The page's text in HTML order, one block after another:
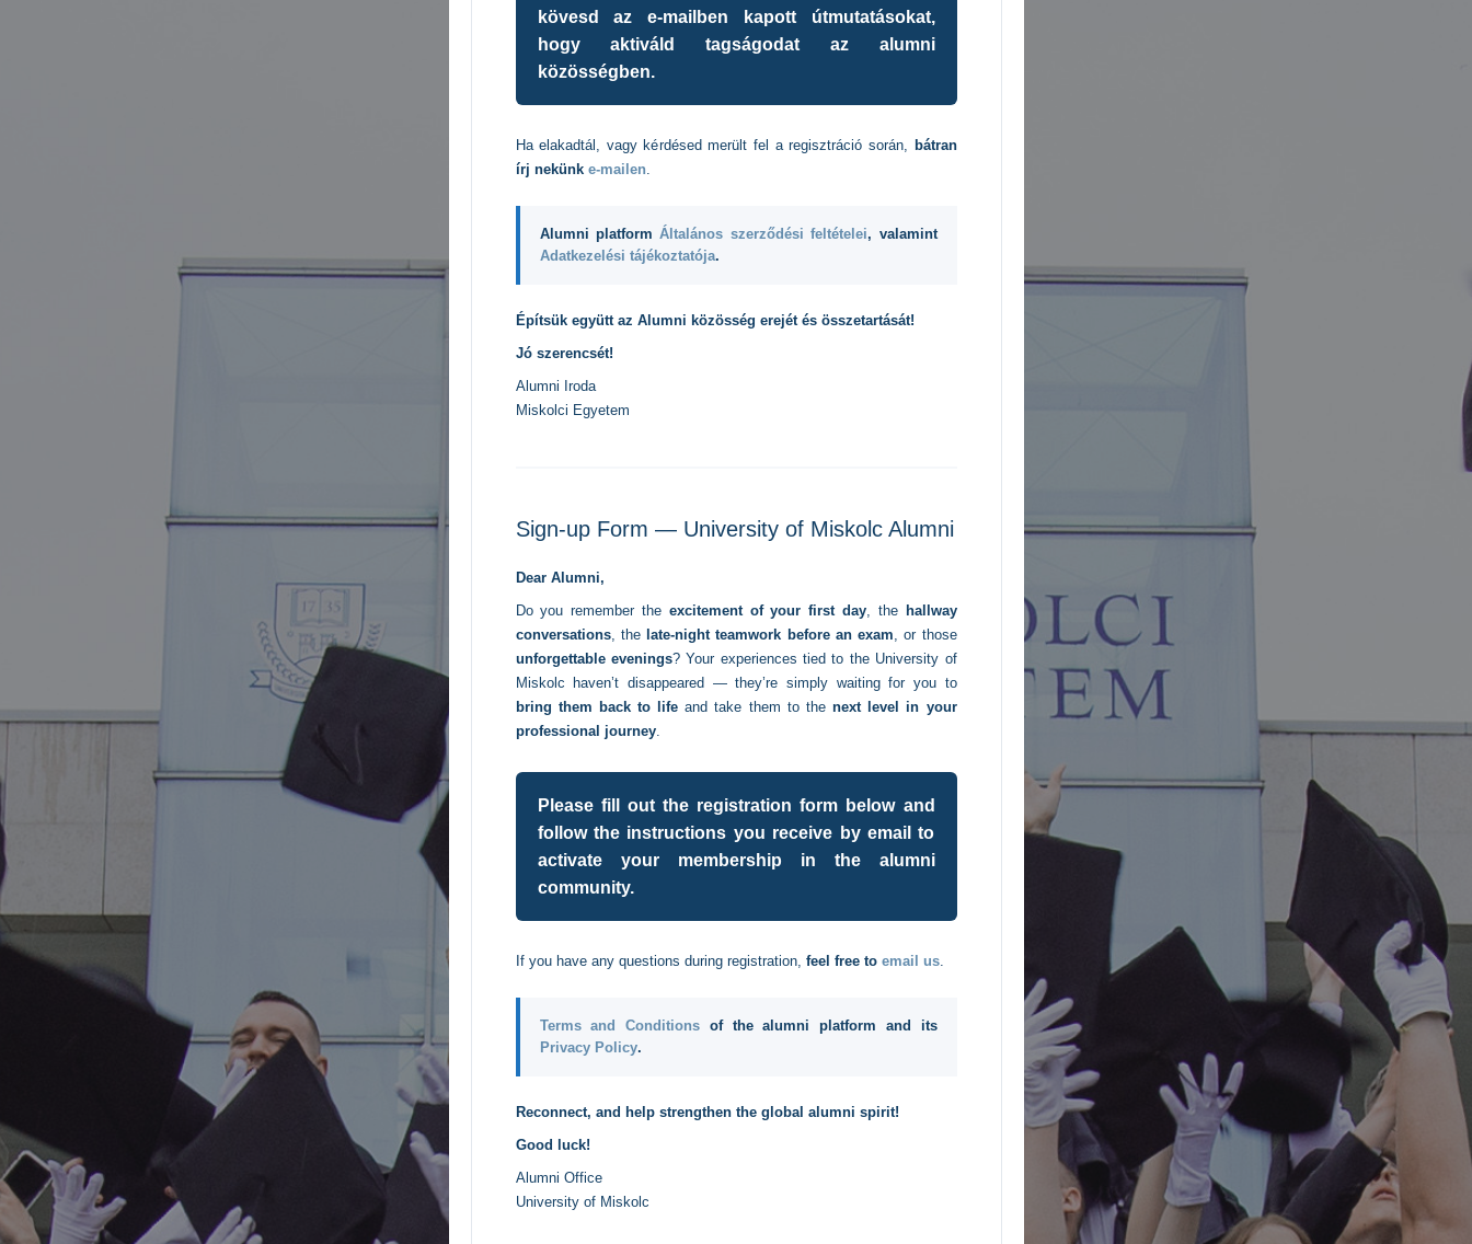
kövesd az e-mailben kapott útmutatásokat,
hogy aktiváld tagságodat az alumni
közösségben.
Ha elakadtál, vagy kérdésed merült fel a regisztráció során, bátran
írj nekünk e-mailen.
Alumni platformÁltalános szerződési feltételei, valamint
Adatkezelési tájékoztatója.
Építsük együtt az Alumni közösség erejét és összetartását!
Jó szerencsét!
Alumni Iroda
Miskolci Egyetem
Sign-up Form — University of Miskolc Alumni
Dear Alumni,
Do you remember the excitement of your first day, the hallway
conversations, the late-night teamwork before an exam, or those
unforgettable evenings? Your experiences tied to the University of
Miskolc haven’t disappeared — they’re simply waiting for you to
bring them back to life and take them to thenext level in your
professional journey.
Please fill out the registration form below and
follow the instructions you receive by email to
activate your membership in the alumni
community.
If you have any questions during registration, feel free to email us.
Terms and Conditions of the alumni platform and its
Privacy Policy.
Reconnect, and help strengthen the global alumni spirit!
Good luck!
Alumni Office
University of Miskolc